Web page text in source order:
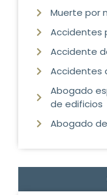
Muerte por
Accidentes
Accidente
Accidentes
Abogado
de edificios
Abogado